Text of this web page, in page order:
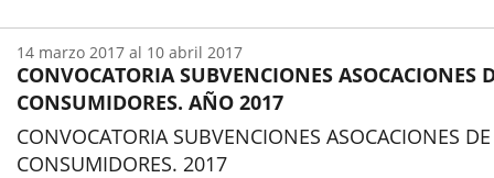
Inicio
CONVOCATORIA SUBVENCIONES ASOCACIONES
CONSUMIDORES. AÑO 2017
CONVOCATORIA SUBVENCIONES ASOCACIONES DE
CONSUMIDORES. 2017
14 marzo 2017 al 10 abril 2017